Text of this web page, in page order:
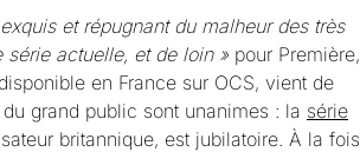
et répugnant du malheur des très
série actuelle, et de loin » pour Première,
en France sur OCS, vient de
grand public sont unanimes : la série
britannique, est jubilatoire. À la fois